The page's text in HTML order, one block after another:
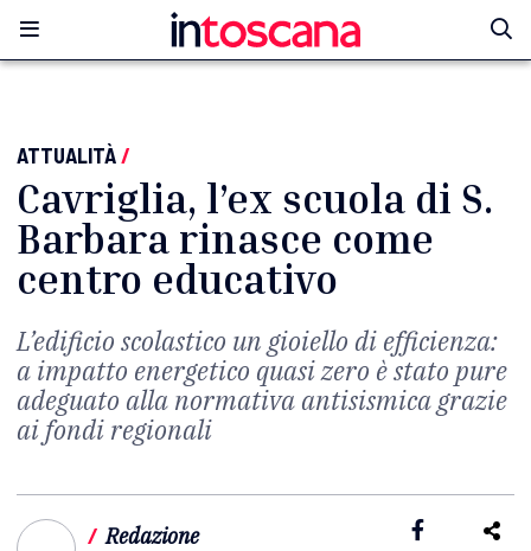
ATTUALITÀ/
Cavriglia, l’ex scuola di S.
Barbara rinasce come
centro educativo
L’edificio scolastico un gioiello di efficienza:
a impatto energetico quasi zero è stato pure
adeguato alla normativa antisismica grazie
ai fondi regionali
/ Redazione